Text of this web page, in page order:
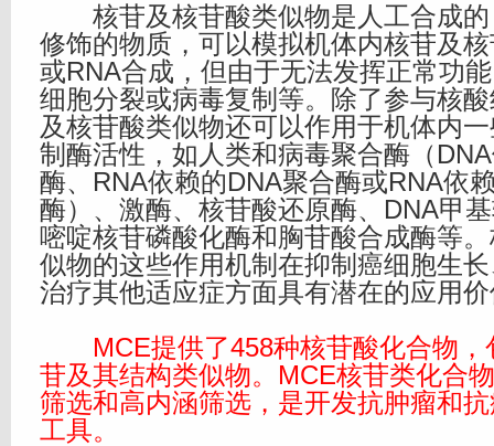
核苷及核苷酸类似物是人工合成的
修饰的物质，可以模拟机体内核苷及
或RNA合成，但由于无法发挥正常功
细胞分裂或病毒复制等。除了参与核
及核苷酸类似物还可以作用于机体内
制酶活性，如人类和病毒聚合酶（
酶、RNA依赖的DNA聚合酶或RNA依
酶）、激酶、核苷酸还原酶、DNA甲
嘧啶核苷磷酸化酶和胸苷酸合成酶等
似物的这些作用机制在抑制癌细胞生
治疗其他适应症方面具有潜在的应用
MCE提供了458种核苷酸化合物，
苷及其结构类似物。MCE核苷类化合
筛选和高内涵筛选，是开发抗肿瘤和
工具。